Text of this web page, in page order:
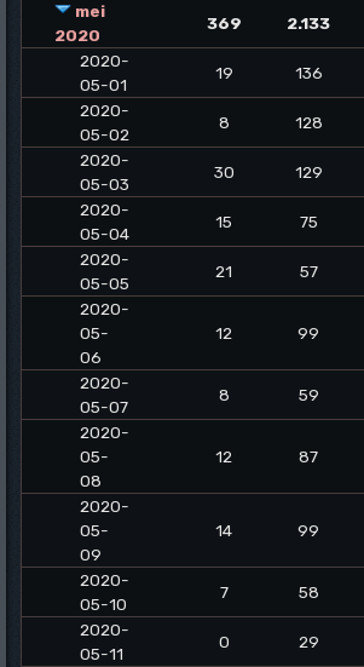
mei
2020
369 2.133
2020-
05-01
19 136
2020-
05-02
8 128
2020-
05-03
30 129
2020-
05-04
15 75
2020-
05-05
21 57
2020-
05-
06
12 99
2020-
05-07
8 59
2020-
05-
08
12 87
2020-
05-
09
14 99
2020-
05-10
7 58
2020-
05-11
0 29